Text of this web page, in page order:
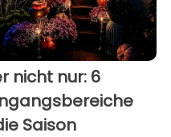
nicht nur: 6
Saison